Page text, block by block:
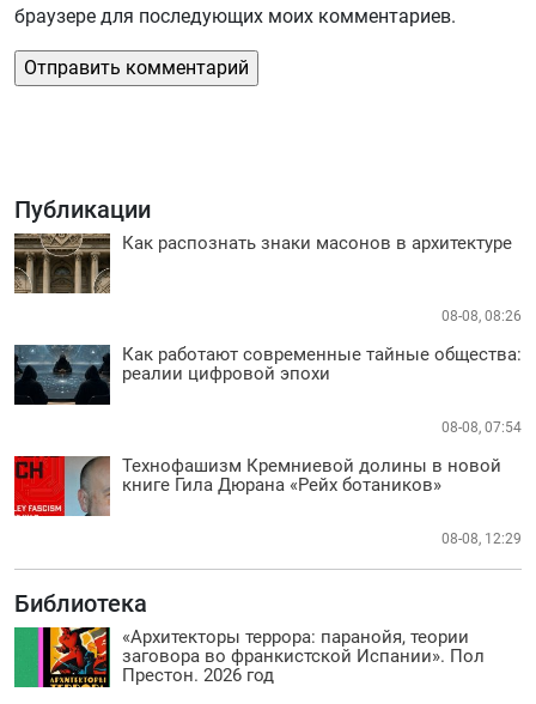
Публикации
Как распознать знаки масонов в архитектуре
08-08, 08:26
Как работают современные тайные общества:
реалии цифровой эпохи
08-08, 07:54
Технофашизм Кремниевой долины в новой
книге Гила Дюрана «Рейх ботаников»
08-08, 12:29
Библиотека
«Архитекторы террора: паранойя, теории
заговора во франкистской Испании». Пол
Престон. 2026 год
браузере для последующих моих комментариев.